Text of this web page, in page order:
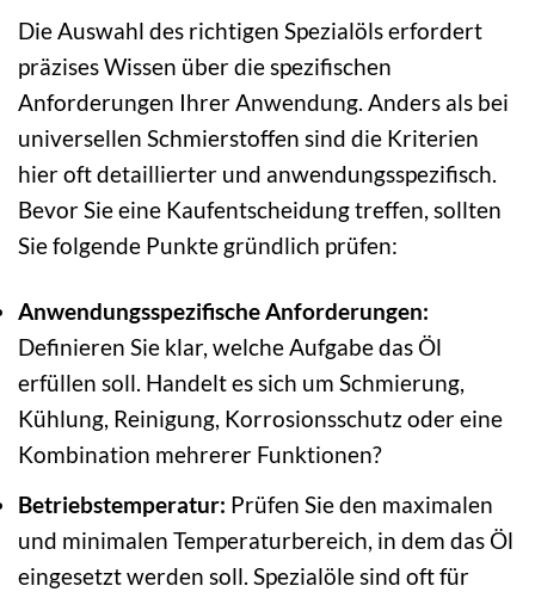
Die Auswahl des richtigen Spezialöls erfordert
präzises Wissen über die spezifischen
Anforderungen Ihrer Anwendung. Anders als bei
universellen Schmierstoffen sind die Kriterien
hier oft detaillierter und anwendungsspezifisch.
Bevor Sie eine Kaufentscheidung treffen, sollten
Sie folgende Punkte gründlich prüfen:
Anwendungsspezifische Anforderungen:
Definieren Sie klar, welche Aufgabe das Öl
erfüllen soll. Handelt es sich um Schmierung,
Kühlung, Reinigung, Korrosionsschutz oder eine
Kombination mehrerer Funktionen?
Betriebstemperatur: Prüfen Sie den maximalen
und minimalen Temperaturbereich, in dem das Öl
eingesetzt werden soll. Spezialöle sind oft für